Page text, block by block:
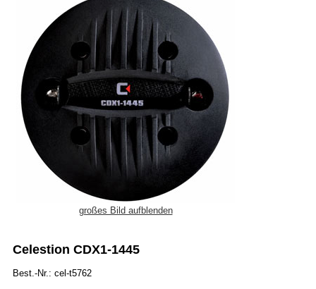
großes Bild aufblenden
Celestion CDX1-1445
Best.-Nr.: cel-t5762